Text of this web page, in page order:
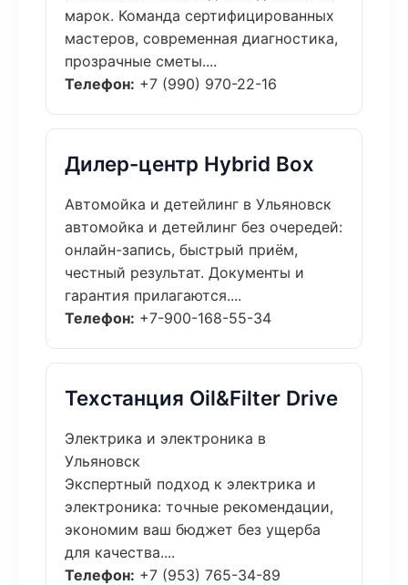
марок. Команда сертифицированных
мастеров, современная диагностика,
прозрачные сметы....
Телефон: +7 (990) 970-22-16
Дилер-центр Hybrid Box
Автомойка и детейлинг в Ульяновск
автомойка и детейлинг без очередей:
онлайн-запись, быстрый приём,
честный результат. Документы и
гарантия прилагаются....
Телефон: +7-900-168-55-34
Техстанция Oil&Filter Drive
Электрика и электроника в
Ульяновск
Экспертный подход к электрика и
электроника: точные рекомендации,
экономим ваш бюджет без ущерба
для качества....
Телефон: +7 (953) 765-34-89